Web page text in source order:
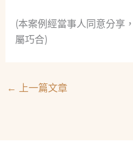
(本案例經當事人同意分享
屬巧合)
← 上一篇文章